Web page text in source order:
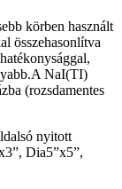
körben használt
összehasonlítva
NaI(TI)
(rozsdamentes
nyitott
Dia5”x5”,